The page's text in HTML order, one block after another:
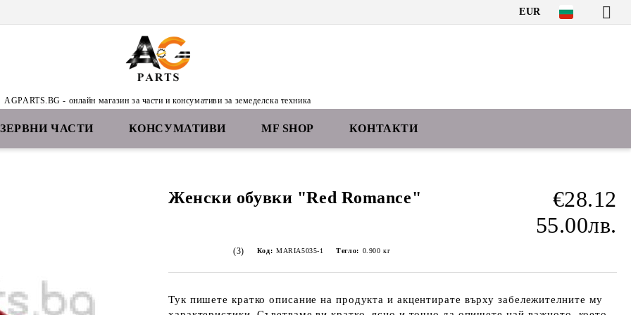
EUR
AGPARTS.BG - онлайн магазин за части и консумативи за земеделска техника
ЧАСТИ КОНСУМАТИВИ MF SHOP КОНТАКТИ
Женски обувки "Red Romance"
€28.12
55.00лв.
(3) Код: MARIA5035-1 Тегло: 0.900 кг
Тук пишете кратко описание на продукта и акцентирате върху забележителните му